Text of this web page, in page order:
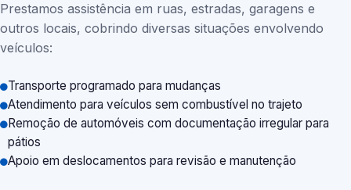
Prestamos assistência em ruas, estradas, garagens e
outros locais, cobrindo diversas situações envolvendo
veículos:
Transporte programado para mudanças
Atendimento para veículos sem combustível no trajeto
Remoção de automóveis com documentação irregular para
pátios
Apoio em deslocamentos para revisão e manutenção